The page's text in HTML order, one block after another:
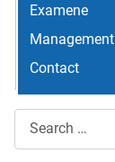
Examene
Management
Contact